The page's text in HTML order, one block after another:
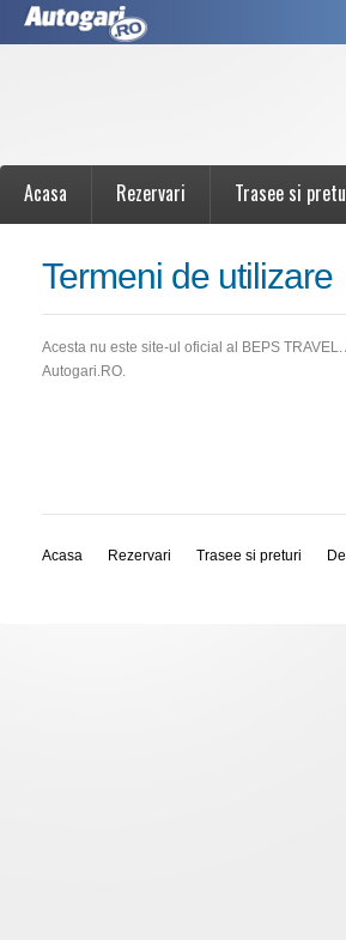
Acasa Rezervari Trasee si
Termeni de utilizare
Acesta nu este site-ul oficial al BEPS
Autogari.RO.
Acasa Rezervari Trasee si preturi